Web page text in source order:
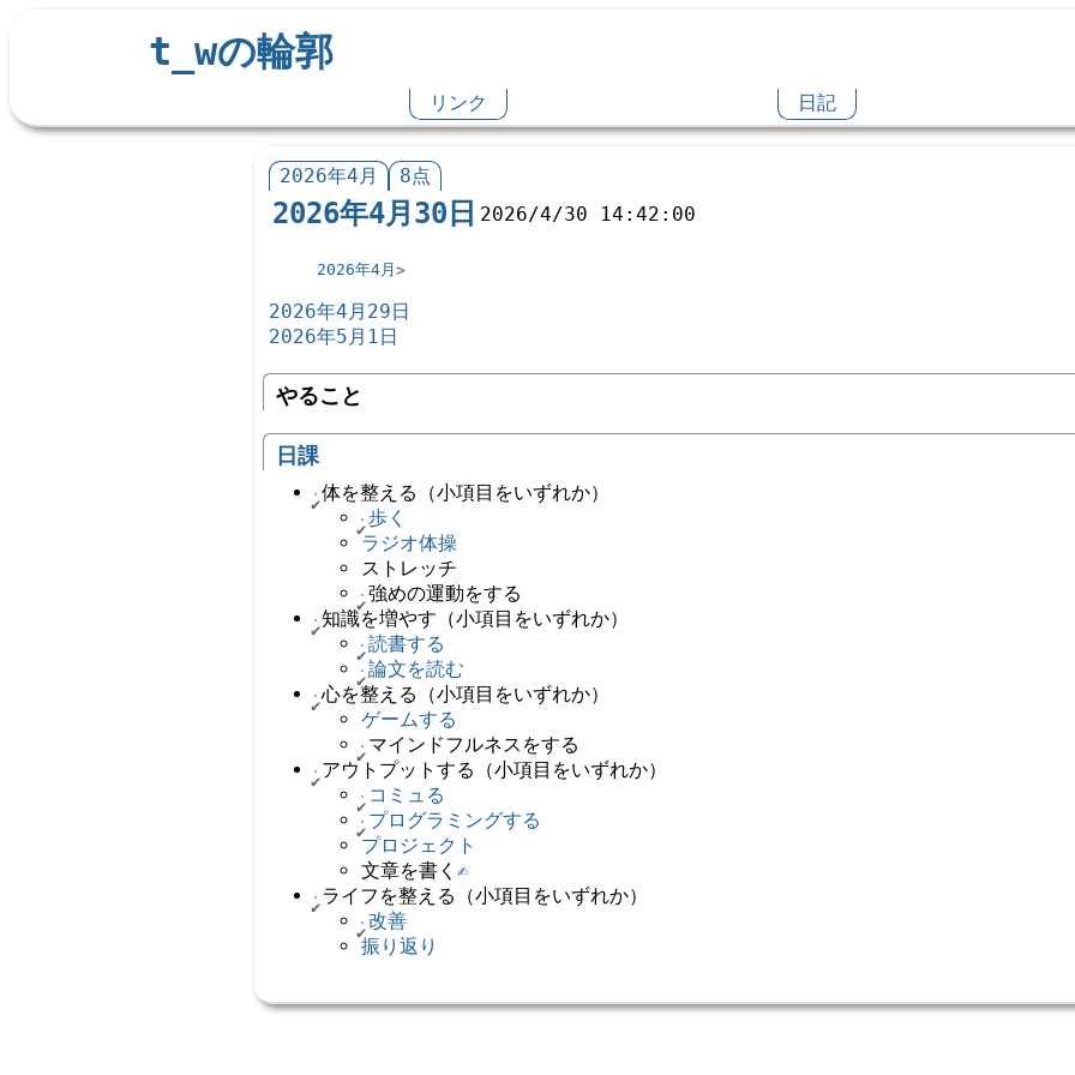
t_wの輪郭
リンク 日記
2026年4月 8点
2026年4月30日 2026/4/30 14:42:00
2026年4月
2026年4月29日
2026年5月1日
やること
日課
体を整える（小項目をいずれか）
歩く
ラジオ体操
ストレッチ
強めの運動をする
知識を増やす（小項目をいずれか）
読書する
論文を読む
心を整える（小項目をいずれか）
ゲームする
マインドフルネスをする
アウトプットする（小項目をいずれか）
コミュる
プログラミングする
プロジェクト
文章を書く ✍️
ライフを整える（小項目をいずれか）
改善
振り返り